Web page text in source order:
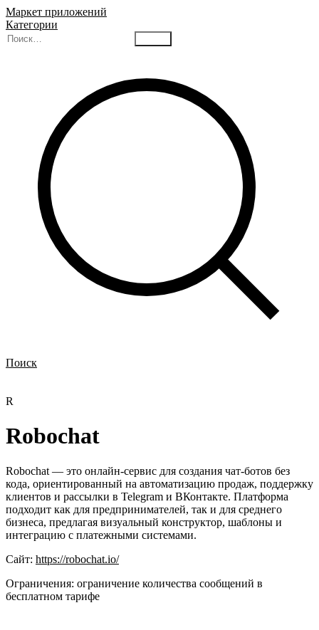
Маркет приложений
Категории
Поиск
R
Robochat
Robochat — это онлайн-сервис для создания чат-ботов без
кода, ориентированный на автоматизацию продаж, поддержку
клиентов и рассылки в Telegram и ВКонтакте. Платформа
подходит как для предпринимателей, так и для среднего
бизнеса, предлагая визуальный конструктор, шаблоны и
интеграцию с платежными системами.
Сайт: https://robochat.io/
Ограничения: ограничение количества сообщений в
бесплатном тарифе